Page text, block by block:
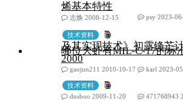
烯基本特性
志焕 2008-12-15
psy 2023-
技术资料
及其实现技术》初露锋芒
2000
gaojun211 2010-10-17
karl 2023-
技术资料
哪位大虾有MIL-C-17的标
dnsboo 2009-11-20 471768943